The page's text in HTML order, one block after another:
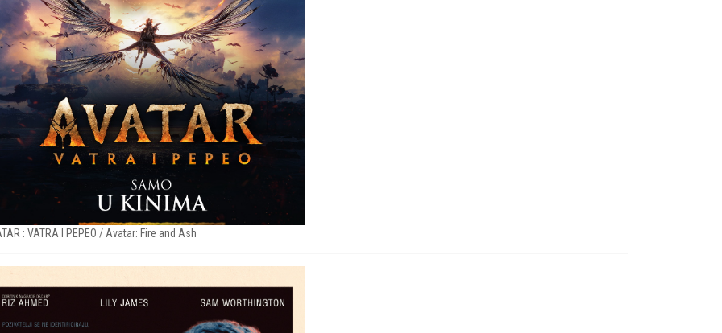
: VATRA I PEPEO / Avatar: Fire and Ash